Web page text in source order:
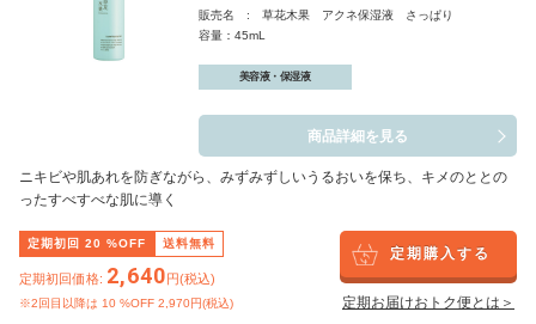
販売名 : 草花木果 アクネ保湿液 さっぱり
容量：45mL
美容液・保湿液
商品詳細を見る
ニキビや肌あれを防ぎながら、みずみずしいうるおいを保ち、キメのととの
ったすべすべな肌に導く
定期初回 20 %OFF 送料無料
定期初回価格: 2,640円(税込)
※2回目以降は 10 %OFF 2,970円(税込)
定期購入する
定期お届けおトク便とは＞